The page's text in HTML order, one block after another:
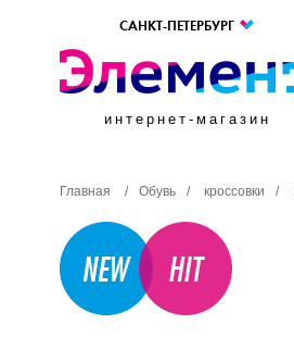
САНКТ-ПЕТЕРБУРГ
интернет-магазин
Главная / Обувь / кроссовки /